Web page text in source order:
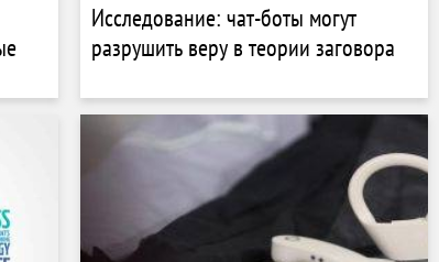
Исследование: чат-боты могут
разрушить веру в теории заговора